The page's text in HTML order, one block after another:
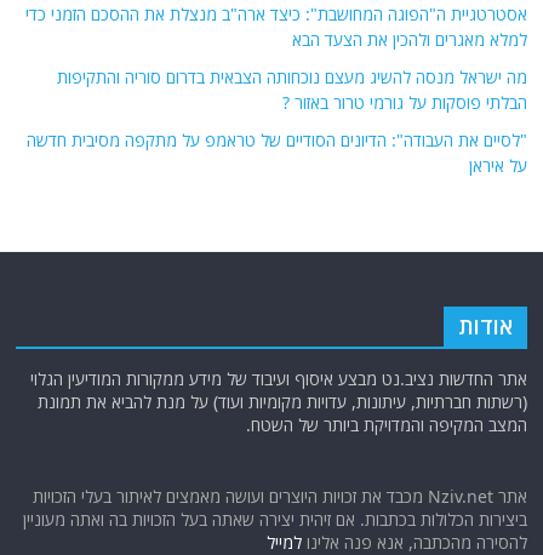
אסטרטגיית ה"הפוגה המחושבת": כיצד ארה"ב מנצלת את ההסכם הזמני כדי
למלא מאגרים ולהכין את הצעד הבא
מה ישראל מנסה להשיג מעצם נוכחותה הצבאית בדרום סוריה והתקיפות
הבלתי פוסקות על גורמי טרור באזור ?
"לסיים את העבודה": הדיונים הסודיים של טראמפ על מתקפה מסיבית חדשה
על איראן
אודות
אתר החדשות נציב.נט מבצע איסוף ועיבוד של מידע ממקורות המודיעין הגלוי
(רשתות חברתיות, עיתונות, עדויות מקומיות ועוד) על מנת להביא את תמונת
המצב המקיפה והמדויקת ביותר של השטח.
אתר Nziv.net מכבד את זכויות היוצרים ועושה מאמצים לאיתור בעלי הזכויות
ביצירות הכלולות בכתבות. אם זיהית יצירה שאתה בעל הזכויות בה ואתה מעוניין
להסירה מהכתבה, אנא פנה אלינולמייל